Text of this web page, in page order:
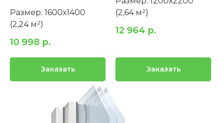
Размер: 1600х1400
(2,24 м²)
10 998 р.
Заказать
(2,64 м²)
12 964 р.
Заказать